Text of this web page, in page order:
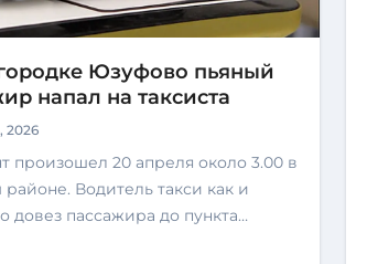
Юзуфово пьяный
напал на таксиста
2026
Водитель такси как и
довез пассажира до пункта…